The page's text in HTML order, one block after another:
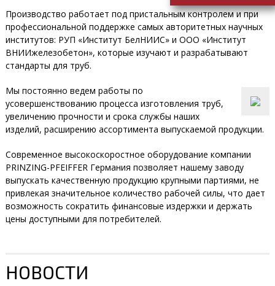
Производство работает под пристальным контролем и при
профессиональной поддержке самых авторитетных научных
институтов: РУП «Институт БелНИИС» и ООО «Институт
ВНИИжелезобетон», которые изучают и разрабатывают
стандарты для труб.
Мы постоянно ведем работы по
усовершенствованию процесса изготовления труб,
увеличению прочности и срока службы наших
изделий, расширению ассортимента выпускаемой продукции.
Современное высокоскоростное оборудование компании
PRINZING-PFEIFFER Германия позволяет нашему заводу
выпускать качественную продукцию крупными партиями, не
привлекая значительное количество рабочей силы, что дает
возможность сократить финансовые издержки и держать
цены доступными для потребителей.
НОВОСТИ